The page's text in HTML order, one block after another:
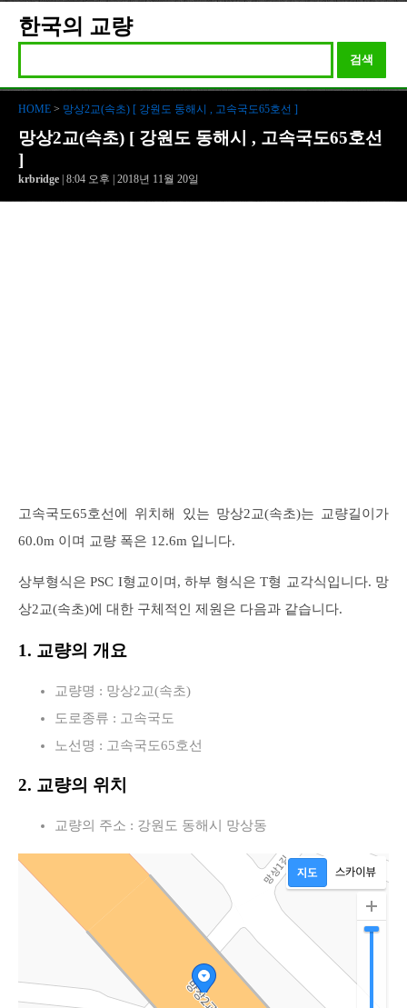
한국의 교량
검색
HOME > 망상2교(속초) [ 강원도 동해시 , 고속국도65호선 ]
망상2교(속초) [ 강원도 동해시 , 고속국도65호선
]
krbridge | 8:04 오후 | 2018년 11월 20일
고속국도65호선에 위치해 있는 망상2교(속초)는 교량길이가
60.0m 이며 교량 폭은 12.6m 입니다.
상부형식은 PSC I형교이며, 하부 형식은 T형 교각식입니다. 망
상2교(속초)에 대한 구체적인 제원은 다음과 같습니다.
1. 교량의 개요
교량명 : 망상2교(속초)
도로종류 : 고속국도
노선명 : 고속국도65호선
2. 교량의 위치
교량의 주소 : 강원도 동해시 망상동